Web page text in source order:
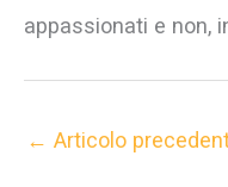
appassionati e non,
← Articolo